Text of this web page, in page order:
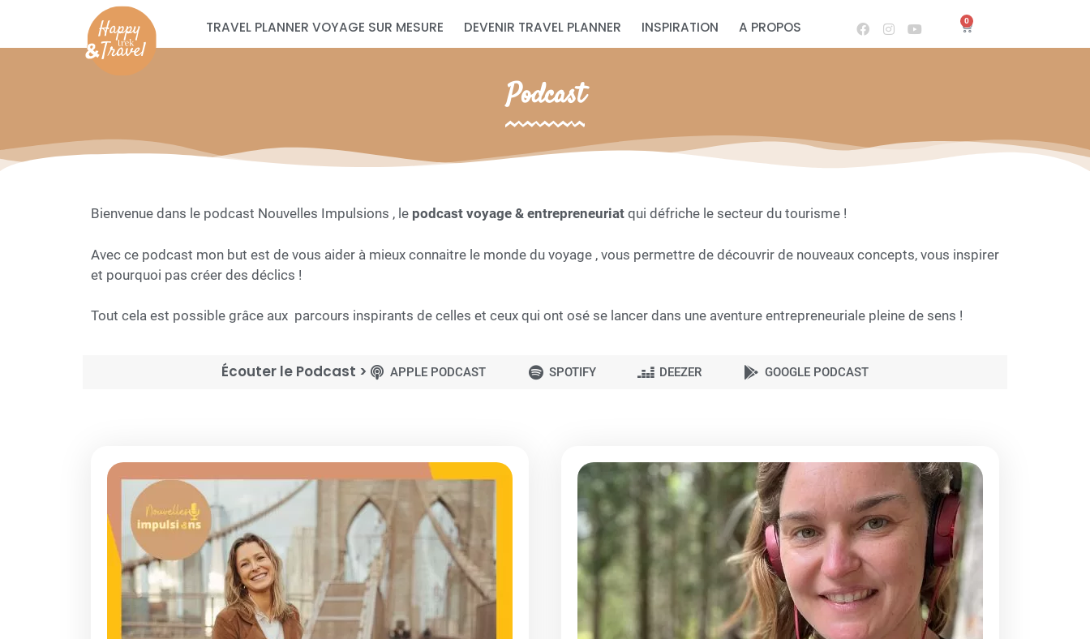
TRAVEL PLANNER VOYAGE SUR MESURE DEVENIR TRAVEL PLANNER INSPIRATION A PROPOS 0
Podcast
Bienvenue dans le podcast Nouvelles Impulsions , le podcast voyage & entrepreneuriat qui défriche le secteur du tourisme !
Avec ce podcast mon but est de vous aider à mieux connaitre le monde du voyage , vous permettre de découvrir de nouveaux concepts, vous inspirer
et pourquoi pas créer des déclics !
Tout cela est possible grâce aux parcours inspirants de celles et ceux qui ont osé se lancer dans une aventure entrepreneuriale pleine de sens !
Écouter le Podcast > APPLE PODCAST SPOTIFY DEEZER GOOGLE PODCAST